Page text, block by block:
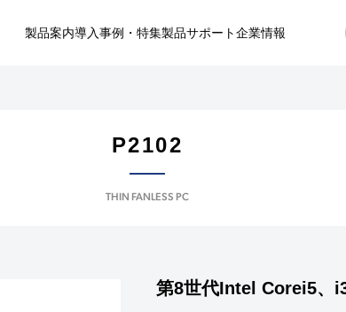
製品案内導入事例・特集製品サポート企業情報
P2102
THIN FANLESS PC
第8世代Intel Corei5、